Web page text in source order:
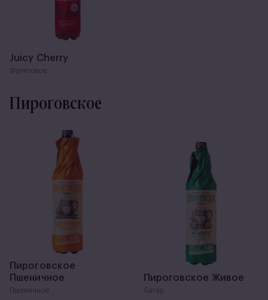
Juicy Cherry
Фруктовое
Пироговское
Пироговское
Пшеничное
Пшеничное
Пироговское Живое
Лагер